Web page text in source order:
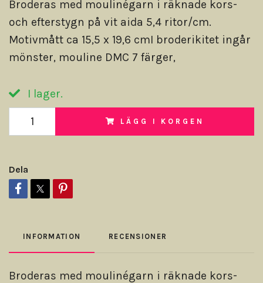
Broderas med moulinégarn i räknade kors-
och efterstygn på vit aida 5,4 ritor/cm.
Motivmått ca 15,5 x 19,6 cmI broderikitet ingår
mönster, mouline DMC 7 färger,
I lager.
LÄGG I KORGEN
Dela
INFORMATION RECENSIONER
Broderas med moulinégarn i räknade kors-